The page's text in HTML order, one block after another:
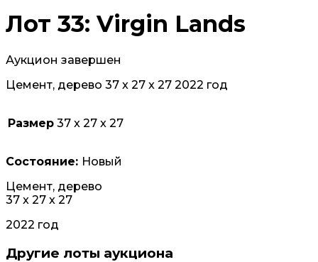
Лот 33: Virgin Lands
Аукцион завершен
Цемент, дерево 37 x 27 x 27 2022 год
Размер 37 x 27 x 27
Состояние: Новый
Цемент, дерево
37 x 27 x 27
2022 год
Другие лоты аукциона